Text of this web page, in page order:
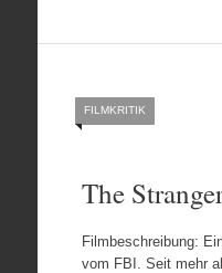
FILMKRITIK
The
Filmbeschreibung:
vom FBI. Seit mehr